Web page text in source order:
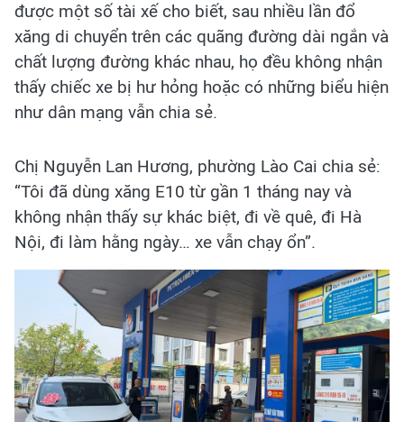
được một số tài xế cho biết, sau nhiều lần đổ
xăng di chuyển trên các quãng đường dài ngắn và
chất lượng đường khác nhau, họ đều không nhận
thấy chiếc xe bị hư hỏng hoặc có những biểu hiện
như dân mạng vẫn chia sẻ.
Chị Nguyễn Lan Hương, phường Lào Cai chia sẻ:
“Tôi đã dùng xăng E10 từ gần 1 tháng nay và
không nhận thấy sự khác biệt, đi về quê, đi Hà
Nội, đi làm hằng ngày… xe vẫn chạy ổn”.